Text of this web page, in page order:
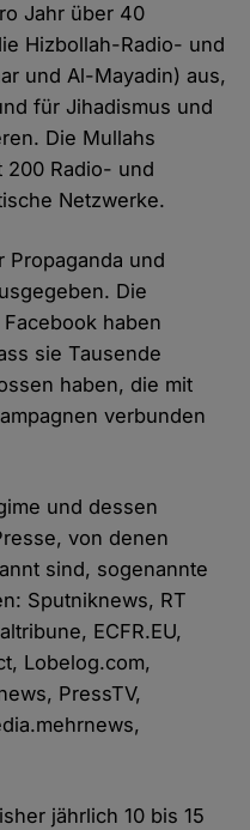
Jahr über 40
Hizbollah-Radio- und
und Al-Mayadin) aus,
für Jihadismus und
Die Mullahs
200 Radio- und
Netzwerke.
und
Die
haben
sie Tausende
haben, die mit
verbunden
und dessen
von denen
sind, sogenannte
Sputniknews, RT
ECFR.EU,
Lobelog.com,
PressTV,
jährlich 10 bis 15